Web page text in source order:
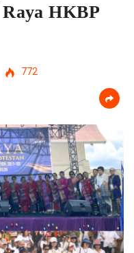
HKBP
772